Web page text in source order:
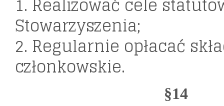
Stowarzyszenia;
2. Regularnie opłacać
członkowskie.
§14